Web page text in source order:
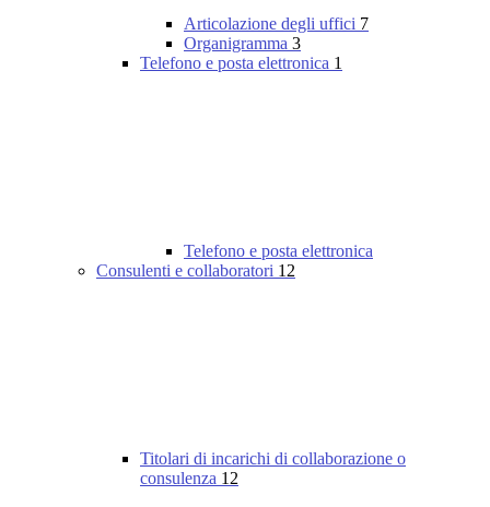
Articolazione degli uffici 7
Organigramma 3
Telefono e posta elettronica 1
Telefono e posta elettronica
Consulenti e collaboratori 12
Titolari di incarichi di collaborazione o
consulenza 12